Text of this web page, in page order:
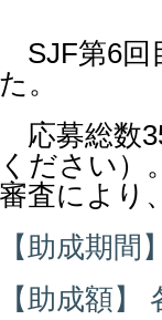
SJF第6回
た。
応募総数
ください）
審査により
【助成期間
【助成額】